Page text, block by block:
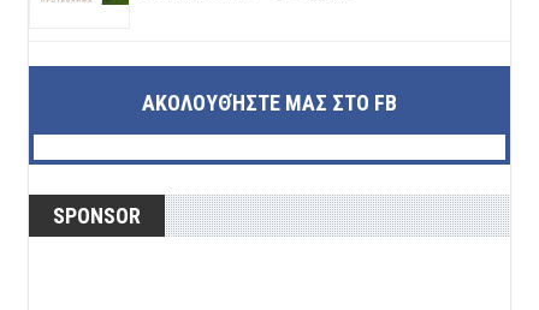
ΑΚΟΛΟΥΘΉΣΤΕ ΜΑΣ ΣΤΟ FB
SPONSOR